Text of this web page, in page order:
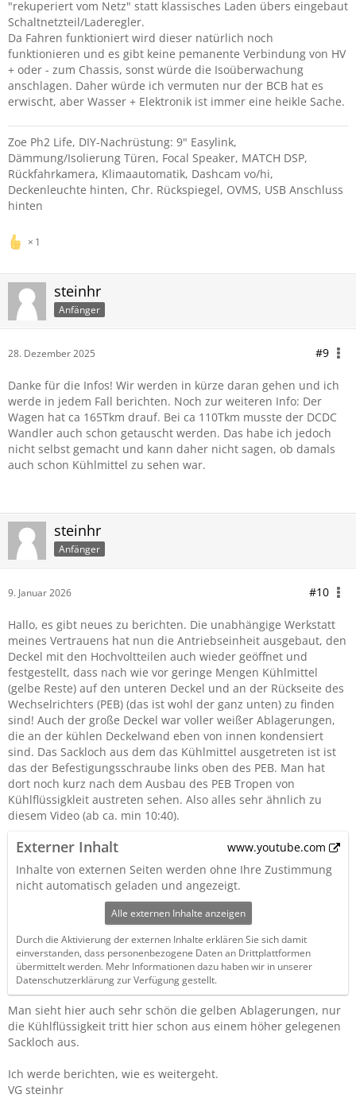
"rekuperiert vom Netz" statt klassisches Laden übers eingebaut
Schaltnetzteil/Laderegler.
Da Fahren funktioniert wird dieser natürlich noch
funktionieren und es gibt keine pemanente Verbindung von HV
+ oder - zum Chassis, sonst würde die Isoüberwachung
anschlagen. Daher würde ich vermuten nur der BCB hat es
erwischt, aber Wasser + Elektronik ist immer eine heikle Sache.
Zoe Ph2 Life, DIY-Nachrüstung: 9" Easylink,
Dämmung/Isolierung Türen, Focal Speaker, MATCH DSP,
Rückfahrkamera, Klimaautomatik, Dashcam vo/hi,
Deckenleuchte hinten, Chr. Rückspiegel, OVMS, USB Anschluss
hinten
1
steinhr
Anfänger
28. Dezember 2025 #9
Danke für die Infos! Wir werden in kürze daran gehen und ich
werde in jedem Fall berichten. Noch zur weiteren Info: Der
Wagen hat ca 165Tkm drauf. Bei ca 110Tkm musste der DCDC
Wandler auch schon getauscht werden. Das habe ich jedoch
nicht selbst gemacht und kann daher nicht sagen, ob damals
auch schon Kühlmittel zu sehen war.
steinhr
Anfänger
9. Januar 2026 #10
Hallo, es gibt neues zu berichten. Die unabhängige Werkstatt
meines Vertrauens hat nun die Antriebseinheit ausgebaut, den
Deckel mit den Hochvoltteilen auch wieder geöffnet und
festgestellt, dass nach wie vor geringe Mengen Kühlmittel
(gelbe Reste) auf den unteren Deckel und an der Rückseite des
Wechselrichters (PEB) (das ist wohl der ganz unten) zu finden
sind! Auch der große Deckel war voller weißer Ablagerungen,
die an der kühlen Deckelwand eben von innen kondensiert
sind. Das Sackloch aus dem das Kühlmittel ausgetreten ist ist
das der Befestigungsschraube links oben des PEB. Man hat
dort noch kurz nach dem Ausbau des PEB Tropen von
Kühlflüssigkleit austreten sehen. Also alles sehr ähnlich zu
diesem Video (ab ca. min 10:40).
Externer Inhalt
www.youtube.com
Inhalte von externen Seiten werden ohne Ihre Zustimmung
nicht automatisch geladen und angezeigt.
Alle externen Inhalte anzeigen
Durch die Aktivierung der externen Inhalte erklären Sie sich damit
einverstanden, dass personenbezogene Daten an Drittplattformen
übermittelt werden. Mehr Informationen dazu haben wir in unserer
Datenschutzerklärung zur Verfügung gestellt.
Man sieht hier auch sehr schön die gelben Ablagerungen, nur
die Kühlflüssigkeit tritt hier schon aus einem höher gelegenen
Sackloch aus.
Ich werde berichten, wie es weitergeht.
VG steinhr